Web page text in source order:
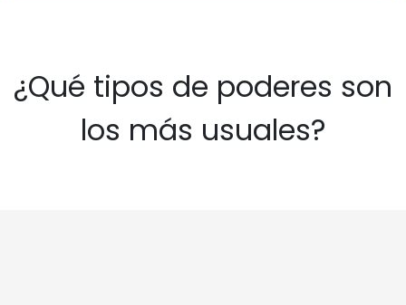
¿Qué tipos de poderes son
los más usuales?